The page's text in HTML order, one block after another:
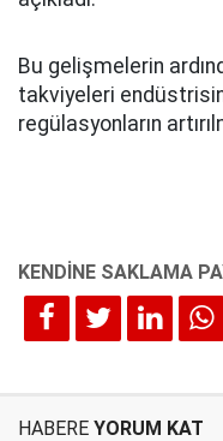
Bu gelişmelerin
takviyeleri
regülasyonların
HABERE YORUM KAT